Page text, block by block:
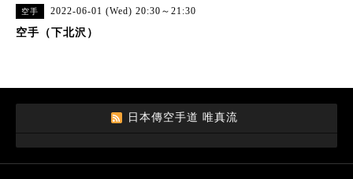
空手 2022-06-01 (Wed) 20:30～21:30
空手（下北沢）
日本傳空手道 唯真流